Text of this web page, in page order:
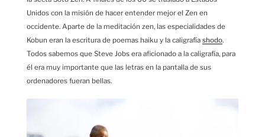
Unidos con la misión de hacer entender mejor el Zen en
occidente. Aparte de la meditación zen, las especialidades de
Kobun eran la escritura de poemas haiku y la caligrafía shodo.
Todos sabemos que Steve Jobs era aficionado a la caligrafía, para
él era muy importante que las letras en la pantalla de sus
ordenadores fueran bellas.